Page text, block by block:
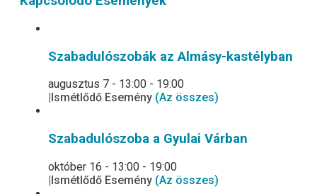
Szabadulószobák az Almásy-kastélyban
augusztus 7 - 13:00 - 19:00
Ismétlődő Esemény (Az összes)
Szabadulószoba a Gyulai Várban
október 16 - 13:00 - 19:00
|Ismétlődő Esemény (Az összes)